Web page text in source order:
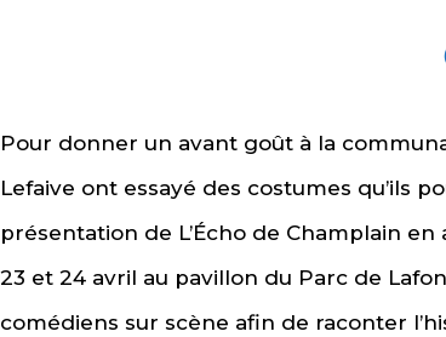
Pour donner un avant goût à la
Lefaive ont essayé des costumes qu’ils
présentation de L’Écho de Champlain
23 et 24 avril au pavillon du Parc de
comédiens sur scène afin de raconter